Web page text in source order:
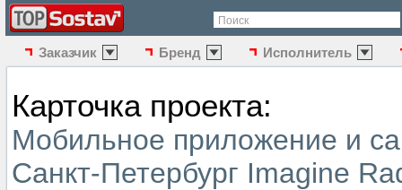
Поиск
Заказчик Бренд Исполнитель
Карточка проекта:
Мобильное приложение и
Санкт-Петербург Imagine